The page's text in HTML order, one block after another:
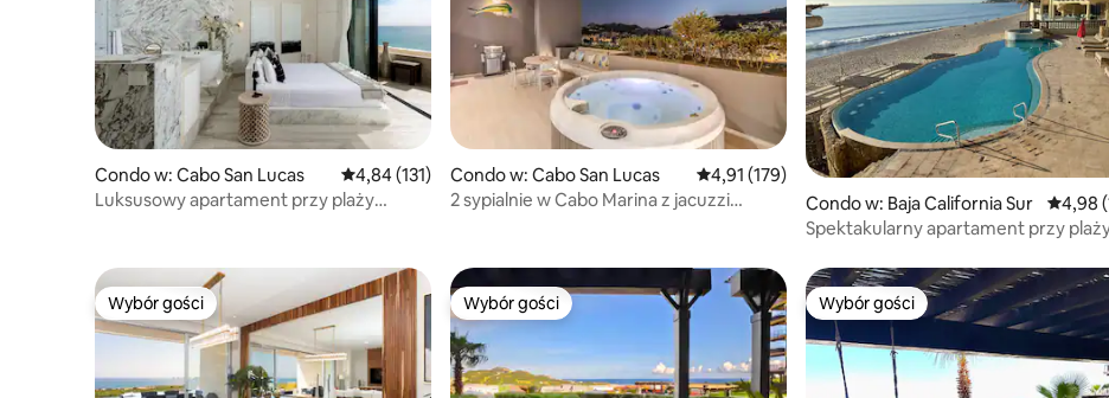
Condo w: Cabo San Lucas Średnia ocena: 4,84 na 5, liczba recenzji: 131
4,84 (131)
Luksusowy apartament przy plaży
Condo w: Cabo San Lucas Średnia ocena: 4,91 na 5, liczba recenzji: 179
4,91 (179)
2 sypialnie w Cabo Marina z jacuzzi
Condo w: Baja California Sur
4,98
Spektakularny apartament przy
Wybór gości
Wybór gości Wybór gości
Wybór gości Wybór gości
Wybór gości